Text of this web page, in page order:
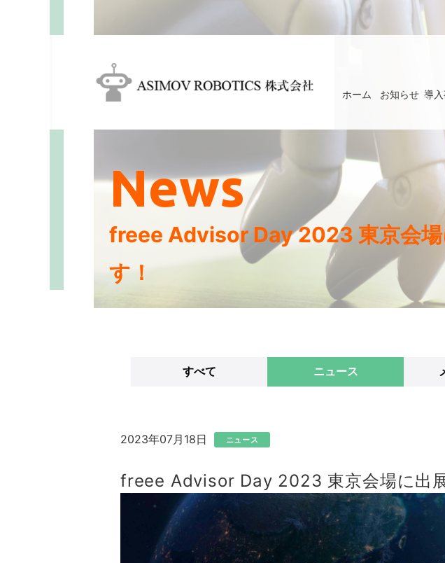
ホーム お知らせ 導
News
freee Advisor Day 2023 東京会場
す！
すべて ニュース
2023年07月18日 ニュース
freee Advisor Day 2023 東京会場に出